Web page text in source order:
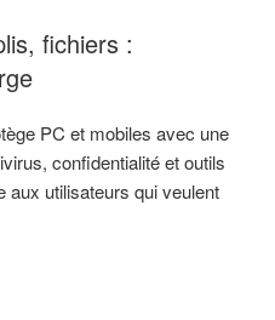
fichiers :
PC et mobiles avec une
confidentialité et outils
aux utilisateurs qui veulent